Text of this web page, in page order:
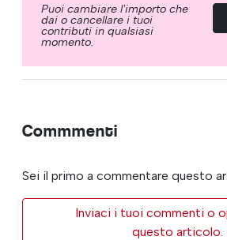
Puoi cambiare l'importo che
dai o cancellare i tuoi
contributi in qualsiasi
momento.
Commmenti
Sei il primo a commentare questo
Inviaci i tuoi commenti o
questo articolo.